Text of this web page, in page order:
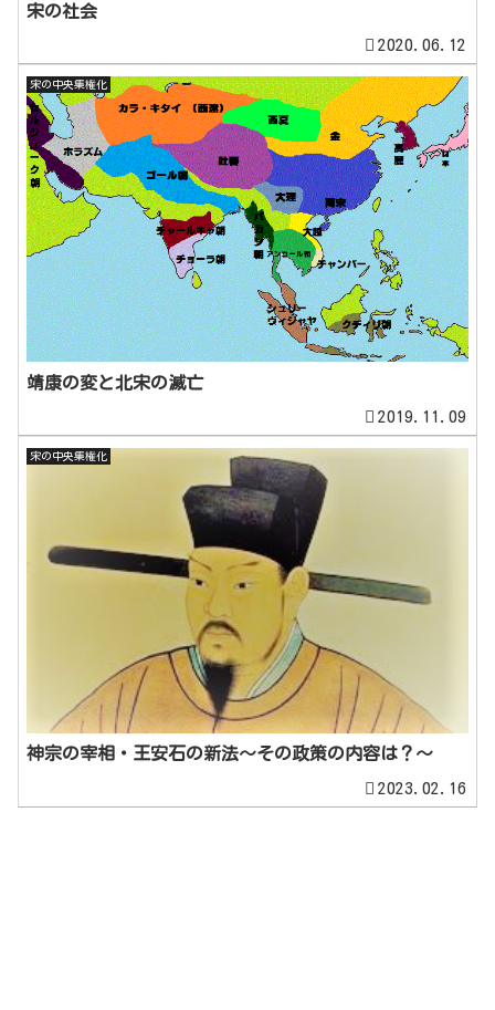
宋の社会
2020.06.12
宋の中央集権化
靖康の変と北宋の滅亡
2019.11.09
宋の中央集権化
神宗の宰相・王安石の新法～その政策の内容は？～
2023.02.16